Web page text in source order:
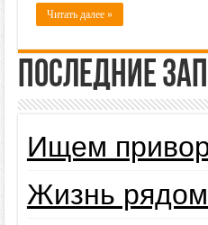
Читать далее »
Последние
Ищем
Жизнь